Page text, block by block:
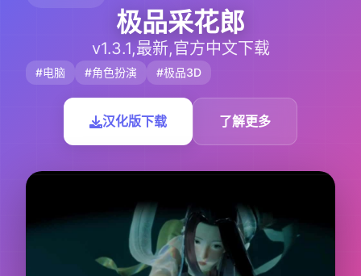
极品采花郎
v1.3.1,最新,官方中文下载
#电脑 #角色扮演 #极品3D
汉化版下载 了解更多